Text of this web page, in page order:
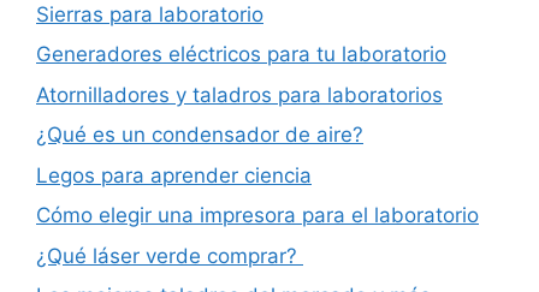
Sierras para laboratorio
Generadores eléctricos para tu laboratorio
Atornilladores y taladros para laboratorios
¿Qué es un condensador de aire?
Legos para aprender ciencia
Cómo elegir una impresora para el laboratorio
¿Qué láser verde comprar?